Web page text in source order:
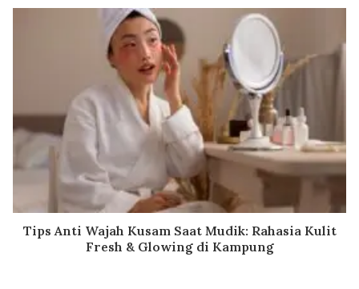
Tips Anti Wajah Kusam Saat Mudik: Rahasia Kulit
Fresh & Glowing di Kampung